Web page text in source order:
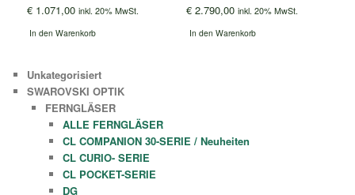
€ 1.071,00 inkl. 20% MwSt.
In den Warenkorb
€ 2.790,00 inkl. 20% MwSt.
In den Warenkorb
Unkategorisiert
SWAROVSKI OPTIK
FERNGLÄSER
ALLE FERNGLÄSER
CL COMPANION 30-SERIE / Neuheiten
CL CURIO- SERIE
CL POCKET-SERIE
DG